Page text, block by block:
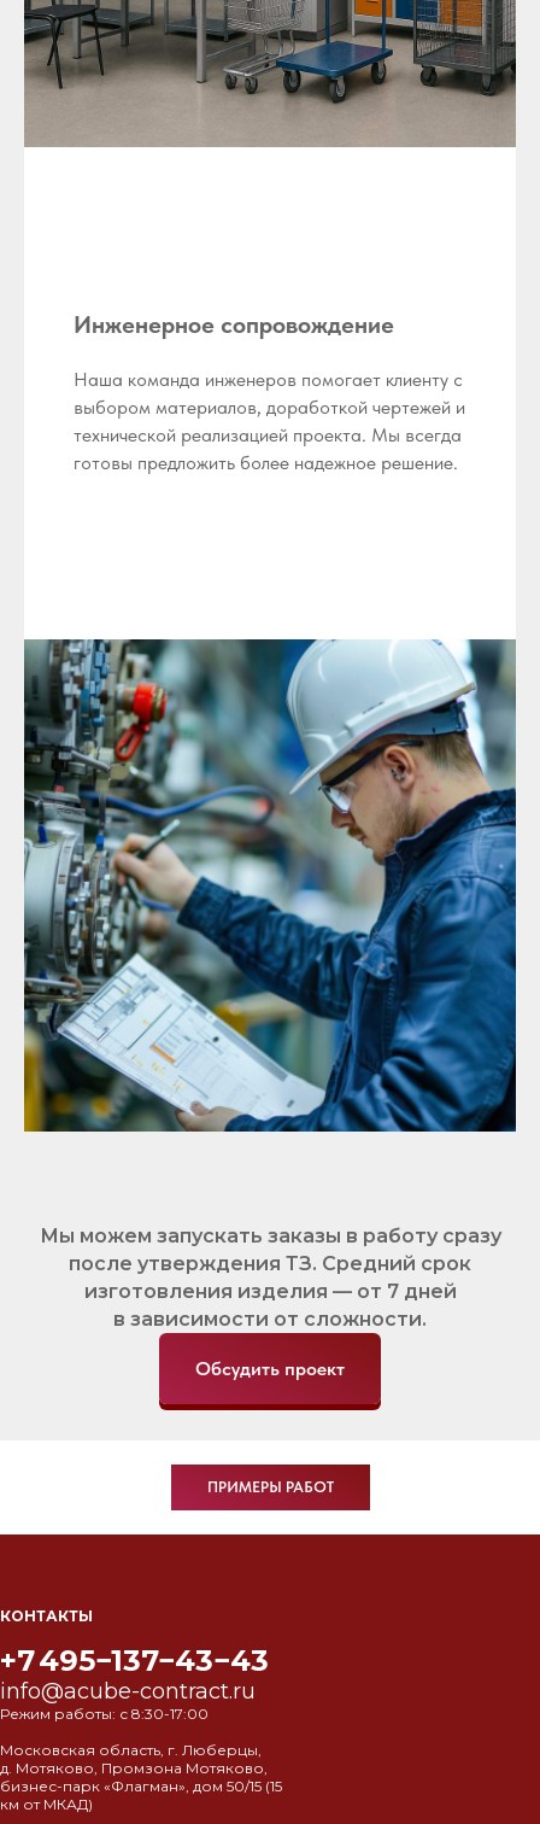
Инженерное сопровождение
Наша команда инженеров помогает клиенту с
выбором материалов, доработкой чертежей и
технической реализацией проекта. Мы всегда
готовы предложить более надежное решение.
Мы можем запускать заказы в работу сразу
после утверждения ТЗ. Средний срок
изготовления изделия — от 7 дней
в зависимости от сложности.
Обсудить проект
ПРИМЕРЫ РАБОТ
КОНТАКТЫ
+7 495−137−43−43
info@acube-contract.ru
Режим работы: с 8:30-17:00
Московская область, г. Люберцы,
д. Мотяково, Промзона Мотяково,
бизнес-парк «Флагман», дом 50/15 (15
км от МКАД)